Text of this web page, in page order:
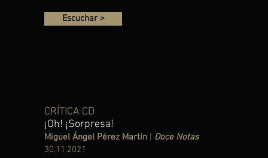
Escuchar >
CRÍTICA CD
¡Oh! ¡Sorpresa!
Miguel Ángel Pérez Martín
Doce Notas
30.11.2021